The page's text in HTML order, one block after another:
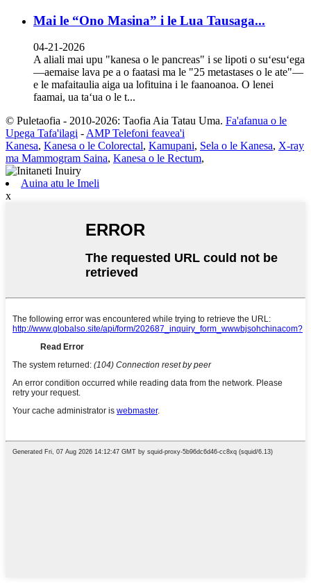
Mai le “Ono Masina” i le Lua Tausaga...
04-21-2026
A aliali mai upu "kanesa o le pancreas" i se lipoti o suʻesuʻega
—aemaise lava pe a o faatasi ma le "25 metastases o le ate"—
e le mafaitaulia aiga ua lofituina i le faanoanoa. O lenei
faamai, ua taʻua o le t...
© Puletaofia - 2010-2026: Taofia Aia Tatau Uma. Fa'afanua o le
Upega Tafa'ilagi - AMP Telefoni feavea'i
Kanesa, Kanesa o le Colorectal, Kamupani, Sela o le Kanesa, X-ray
ma Mammogram Saina, Kanesa o le Rectum,
Auina atu le Imeli
x